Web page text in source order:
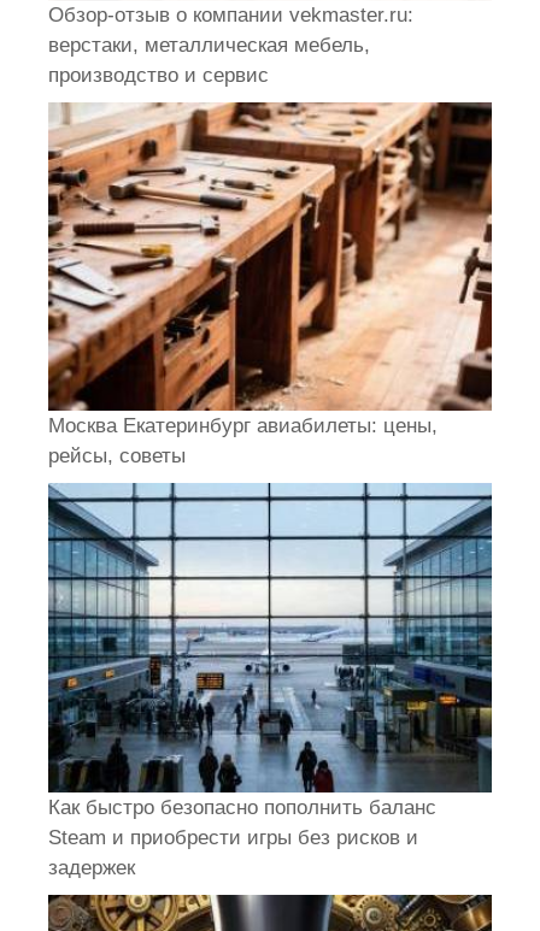
Обзор-отзыв о компании vekmaster.ru:
верстаки, металлическая мебель,
производство и сервис
Москва Екатеринбург авиабилеты: цены,
рейсы, советы
Как быстро безопасно пополнить баланс
Steam и приобрести игры без рисков и
задержек